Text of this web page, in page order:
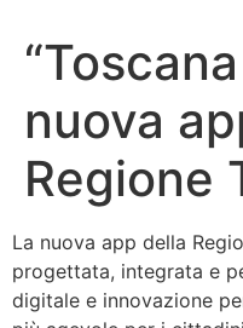
nuova
Regione
La nuova app della
progettata, integrata e
digitale e innovazione